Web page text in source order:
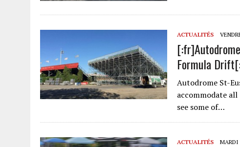
ACTUALITÉS
Formula
Autodrome St-
accommodate
see some of…
ACTUALITÉS MARDI